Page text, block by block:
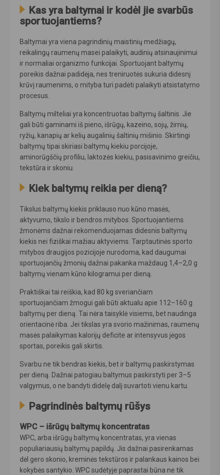
Kas yra baltymai ir kodėl jie svarbūs
sportuojantiems?
Baltymai yra viena pagrindinių maistinių medžiagų,
reikalingų raumenų masei palaikyti, audinių atsinaujinimui
ir normaliai organizmo funkcijai. Sportuojant baltymų
poreikis dažnai padidėja, nes treniruotės sukuria didesnį
krūvį raumenims, o mityba turi padėti palaikyti atsistatymo
procesus.
Baltymų milteliai yra koncentruotas baltymų šaltinis. Jie
gali būti gaminami iš pieno, išrūgų, kazeino, sojų, žirnių,
ryžių, kanapių ar kelių augalinių šaltinių mišinio. Skirtingi
baltymų tipai skiriasi baltymų kiekiu porcijoje,
aminorūgščių profiliu, laktozės kiekiu, pasisavinimo greičiu,
tekstūra ir skoniu.
Kiek baltymų reikia per dieną?
Tikslus baltymų kiekis priklauso nuo kūno masės,
aktyvumo, tikslo ir bendros mitybos. Sportuojantiems
žmonėms dažnai rekomenduojamas didesnis baltymų
kiekis nei fiziškai mažiau aktyviems. Tarptautinės sporto
mitybos draugijos pozicijoje nurodoma, kad daugumai
sportuojančių žmonių dažnai pakanka maždaug 1,4–2,0 g
baltymų vienam kūno kilogramui per dieną.
Praktiškai tai reiškia, kad 80 kg sveriančiam
sportuojančiam žmogui gali būti aktualu apie 112–160 g
baltymų per dieną. Tai nėra taisyklė visiems, bet naudinga
orientacinė riba. Jei tikslas yra svorio mažinimas, raumenų
masės palaikymas kalorijų deficite ar intensyvus jėgos
sportas, poreikis gali skirtis.
Svarbu ne tik bendras kiekis, bet ir baltymų paskirstymas
per dieną. Dažnai patogiau baltymus paskirstyti per 3–5
valgymus, o ne bandyti didelę dalį suvartoti vienu kartu.
Pagrindinės baltymų rūšys
WPC – išrūgų baltymų koncentratas
WPC, arba išrūgų baltymų koncentratas, yra vienas
populiariausių baltymų papildų. Jis dažnai pasirenkamas
dėl gero skonio, kreminės tekstūros ir palankaus kainos bei
kokybės santykio. WPC sudėtyje paprastai būna ne tik